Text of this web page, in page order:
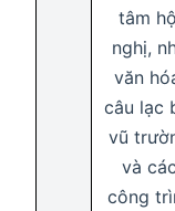
tâm
nghị,
văn
câu lạc
vũ
và các
công